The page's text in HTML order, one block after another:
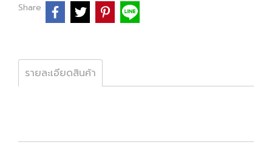
Share
รายละเอียดสินค้า